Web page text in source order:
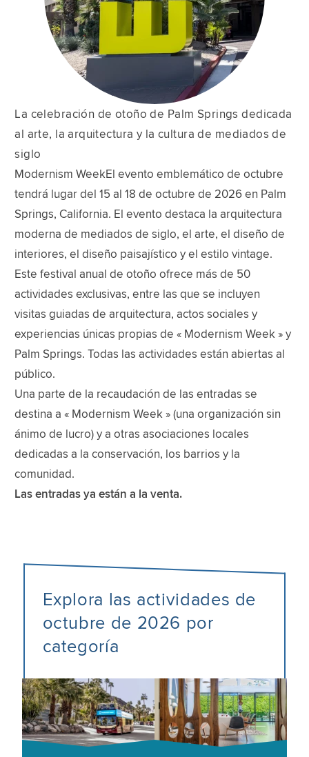
La celebración de otoño de Palm Springs dedicada
al arte, la arquitectura y la cultura de mediados de
siglo
Modernism WeekEl evento emblemático de octubre
tendrá lugar del 15 al 18 de octubre de 2026 en Palm
Springs, California. El evento destaca la arquitectura
moderna de mediados de siglo, el arte, el diseño de
interiores, el diseño paisajístico y el estilo vintage.
Este festival anual de otoño ofrece más de 50
actividades exclusivas, entre las que se incluyen
visitas guiadas de arquitectura, actos sociales y
experiencias únicas propias de « Modernism Week » y
Palm Springs. Todas las actividades están abiertas al
público.
Una parte de la recaudación de las entradas se
destina a « Modernism Week » (una organización sin
ánimo de lucro) y a otras asociaciones locales
dedicadas a la conservación, los barrios y la
comunidad.
Las entradas ya están a la venta.
Explora las actividades de
octubre de 2026 por
categoría